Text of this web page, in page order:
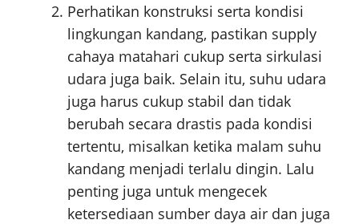
Perhatikan konstruksi serta kondisi
lingkungan kandang, pastikan supply
cahaya matahari cukup serta sirkulasi
udara juga baik. Selain itu, suhu udara
juga harus cukup stabil dan tidak
berubah secara drastis pada kondisi
tertentu, misalkan ketika malam suhu
kandang menjadi terlalu dingin. Lalu
penting juga untuk mengecek
ketersediaan sumber daya air dan juga